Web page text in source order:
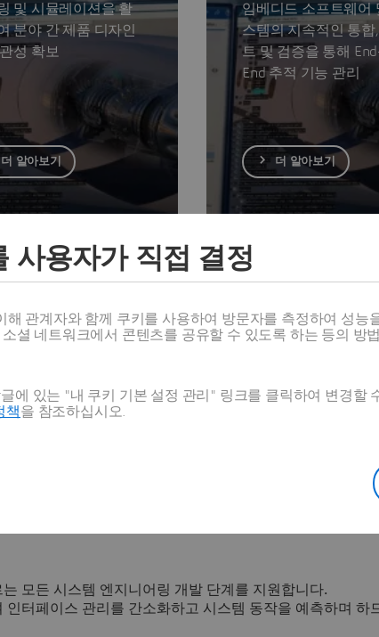
및 시뮬레이션을 활
분야 간 제품 디자인
성 확보
더 알아보기
임베디드 소프트웨어
스템의 지속적인 통합
트 및 검증을 통해
End 추적 기능 관리
더 알아보기
루션 세트
사항을 바탕으로 시스템 설계, 가상 검증 및 테스트에 이르
분에 포인트 솔루션의 신속한 도입부터 시업 수준의 완전
자동차/모빌리티, 산업장비, 하이테크, 인프라 및 도시, 생
한 솔루션은 시스템 엔지니어링 및 MBSE(Model-Based
점을 제공합니다.
모든 시스템 엔지니어링 개발 단계를 지원합니다.
터페이스 관리를 간소화하고 시스템 동작을 예측하며 하
사용자가 직접 결정
해 관계자와 함께 쿠키를 사용하여 방문자를 측정하여 성능
셜 네트워크에서 콘텐츠를 공유할 수 있도록 하는 등의 방
에 있는 "내 쿠키 기본 설정 관리" 링크를 클릭하여 변경할
책을 참조하십시오.